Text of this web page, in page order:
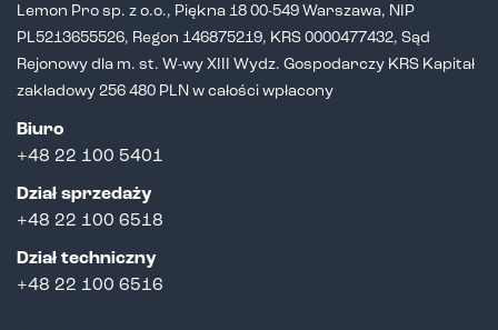
Lemon Pro sp. z o.o., Piękna 18 00-549 Warszawa, NIP
PL5213655526, Regon 146875219, KRS 0000477432, Sąd
Rejonowy dla m. st. W-wy XIII Wydz. Gospodarczy KRS Kapitał
zakładowy 256 480 PLN w całości wpłacony
Biuro
+48 22 100 5401
Dział sprzedaży
+48 22 100 6518
Dział techniczny
+48 22 100 6516